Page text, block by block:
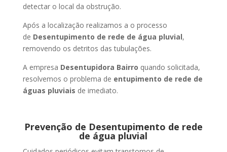
detectar o local da obstrução.
Após a localização realizamos a o processo
de Desentupimento de rede de água pluvial,
removendo os detritos das tubulações.
A empresa Desentupidora Bairro quando solicitada,
resolvemos o problema de entupimento de rede de
águas pluviais de imediato.
Prevenção de Desentupimento de rede
de água pluvial